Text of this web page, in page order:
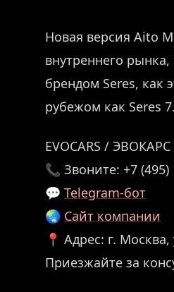
Новая версия Aito
внутреннего
брендом Seres, как
рубежом как Seres 7.
EVOCARS /
📞 Звоните: +7 (495)
💬 Telegram-бот
🌏 Сайт компании
📍 Адрес: г.
Приезжайте за